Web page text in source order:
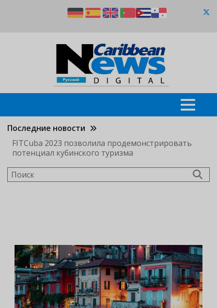
Последние новости
FITCuba 2023 позволила продемонстрировать
потенциал кубинского туризма
Поиск